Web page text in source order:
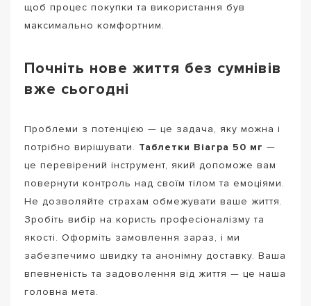
щоб процес покупки та використання був
максимально комфортним.
Почніть нове життя без сумнівів
вже сьогодні
Проблеми з потенцією — це задача, яку можна і
потрібно вирішувати. Таблетки Віагра 50 мг —
це перевірений інструмент, який допоможе вам
повернути контроль над своїм тілом та емоціями.
Не дозволяйте страхам обмежувати ваше життя.
Зробіть вибір на користь професіоналізму та
якості. Оформіть замовлення зараз, і ми
забезпечимо швидку та анонімну доставку. Ваша
впевненість та задоволення від життя — це наша
головна мета.